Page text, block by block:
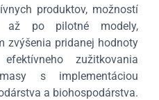
produktov, možností
až po pilotné modely,
zvýšenia pridanej hodnoty
zužitkovania
s implementáciou
a biohospodárstva.